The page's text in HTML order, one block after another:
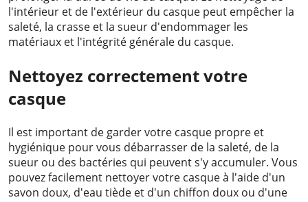
l'intérieur et de l'extérieur du casque peut empêcher la
saleté, la crasse et la sueur d'endommager les
matériaux et l'intégrité générale du casque.
Nettoyez correctement votre
casque
Il est important de garder votre casque propre et
hygiénique pour vous débarrasser de la saleté, de la
sueur ou des bactéries qui peuvent s'y accumuler. Vous
pouvez facilement nettoyer votre casque à l'aide d'un
savon doux, d'eau tiède et d'un chiffon doux ou d'une